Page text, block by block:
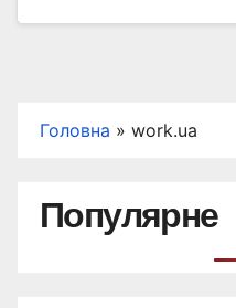
Головна » work.ua
Популярне